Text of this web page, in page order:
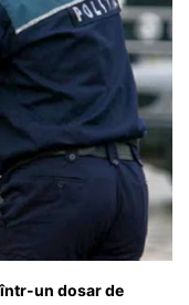
într-un dosar de